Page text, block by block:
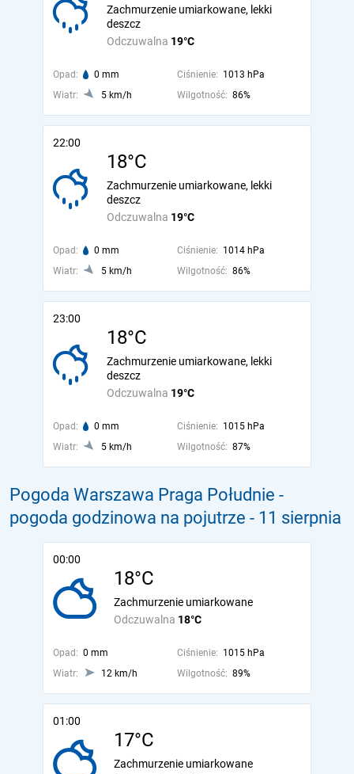
Odczuwalna 19°C
Zachmurzenie umiarkowane, lekki
deszcz
Opad: 0 mm Ciśnienie: 1013 hPa
Wiatr:
5 km/h Wilgotność: 86%
22:00
18°C
Odczuwalna 19°C
Zachmurzenie umiarkowane, lekki
deszcz
Opad: 0 mm Ciśnienie: 1014 hPa
Wiatr:
5 km/h Wilgotność: 86%
23:00
18°C
Odczuwalna 19°C
Zachmurzenie umiarkowane, lekki
deszcz
Opad: 0 mm Ciśnienie: 1015 hPa
Wiatr:
5 km/h Wilgotność: 87%
Pogoda Warszawa Praga Południe -
pogoda godzinowa na pojutrze - 11 sierpnia
00:00
18°C
Odczuwalna 18°C
Zachmurzenie umiarkowane
Opad: 0 mm Ciśnienie: 1015 hPa
Wiatr:
12 km/h Wilgotność: 89%
01:00
17°C
Zachmurzenie umiarkowane